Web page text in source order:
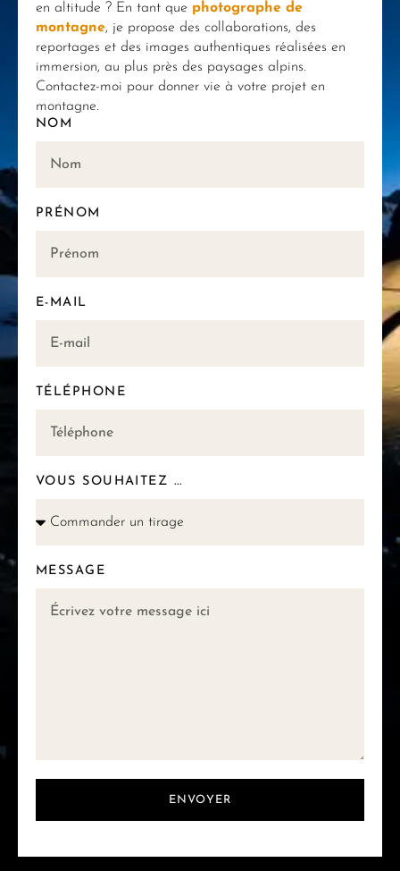
en altitude ? En tant que photographe de
montagne, je propose des collaborations, des
reportages et des images authentiques réalisées en
immersion, au plus près des paysages alpins.
Contactez-moi pour donner vie à votre projet en
montagne.
NOM
PRÉNOM
E-MAIL
TÉLÉPHONE
VOUS SOUHAITEZ ...
MESSAGE
ENVOYER